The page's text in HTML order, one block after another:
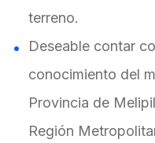
terreno.
Deseable contar
conocimiento del
Provincia de
Región